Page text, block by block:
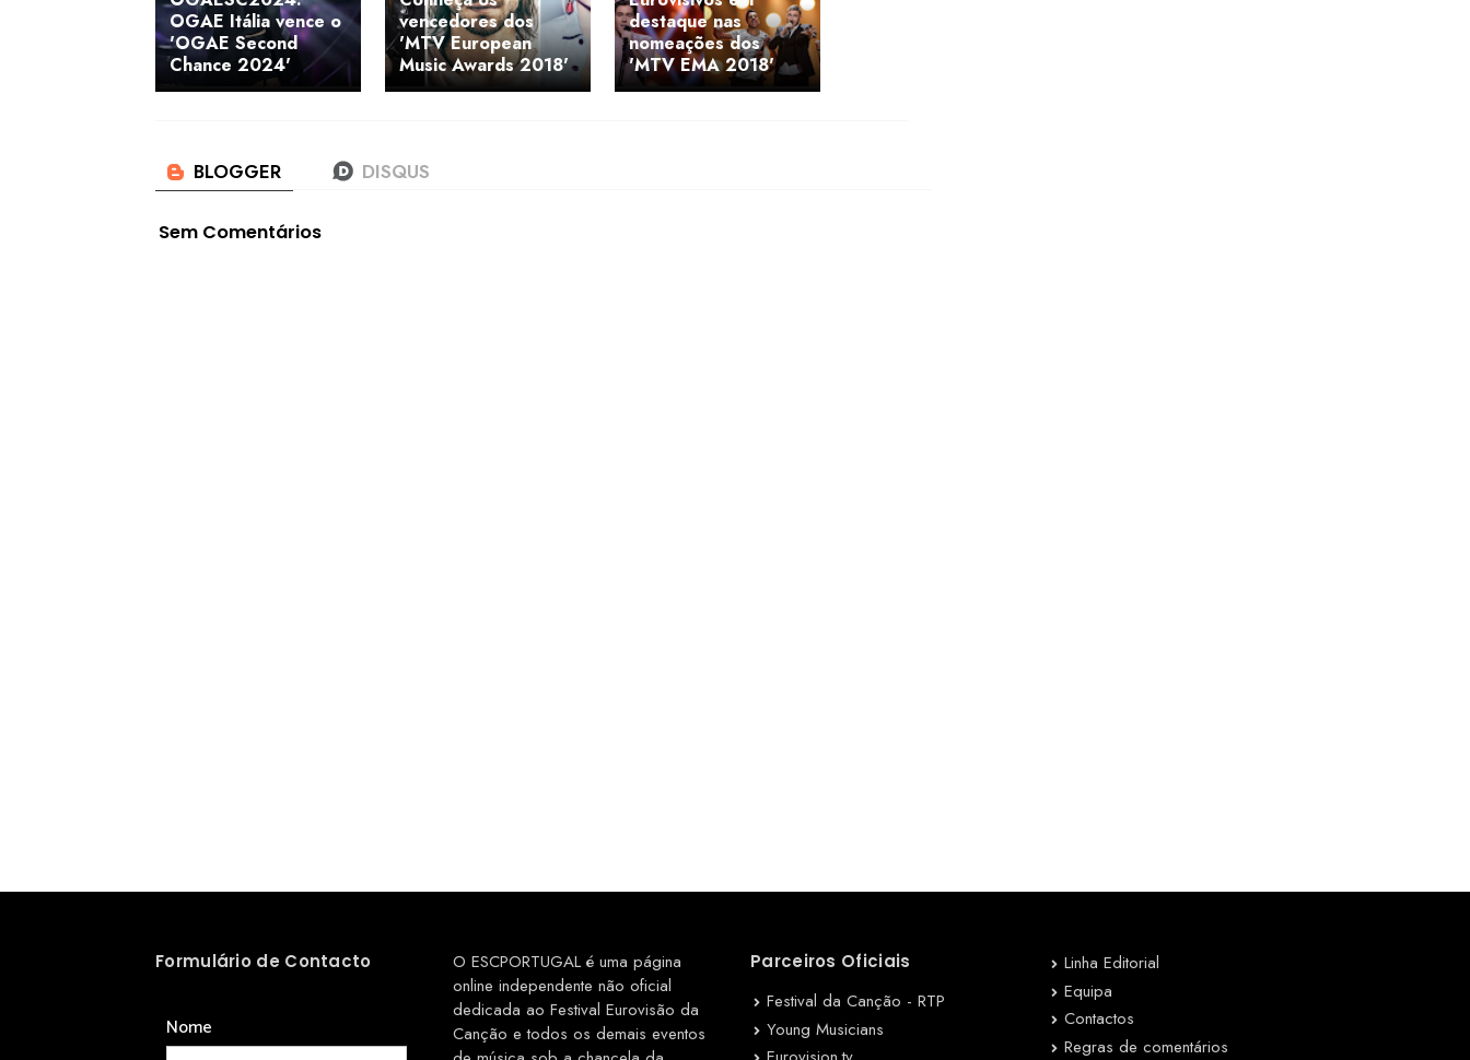
OGAE Itália vence o
'OGAE Second
Chance 2024'
vencedores dos
'MTV European
Music Awards 2018'
destaque nas
nomeações dos
'MTV EMA 2018'
Sem Comentários
Formulário de Contacto
Nome
O ESCPORTUGAL é uma página
online independente não oficial
dedicada ao Festival Eurovisão da
Canção e todos os demais eventos
Parceiros Oficiais
Festival da Canção - RTP
Young Musicians
Linha Editorial
Equipa
Contactos
Regras de comentários